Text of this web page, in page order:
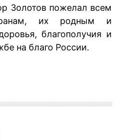
Золотов пожелал всем
их родным и
благополучия и
на благо России.